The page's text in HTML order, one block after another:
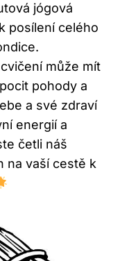
jógová
posílení celého
může mít
pohody a
a své zdraví
energií a
četli náš
na vaší cestě k